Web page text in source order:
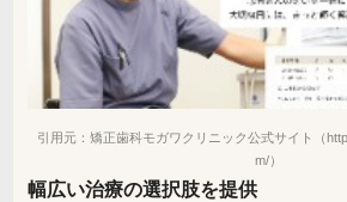
引用元：矯正歯科モガワクリニック公式サイト（
m/）
幅広い治療の選択肢を提供